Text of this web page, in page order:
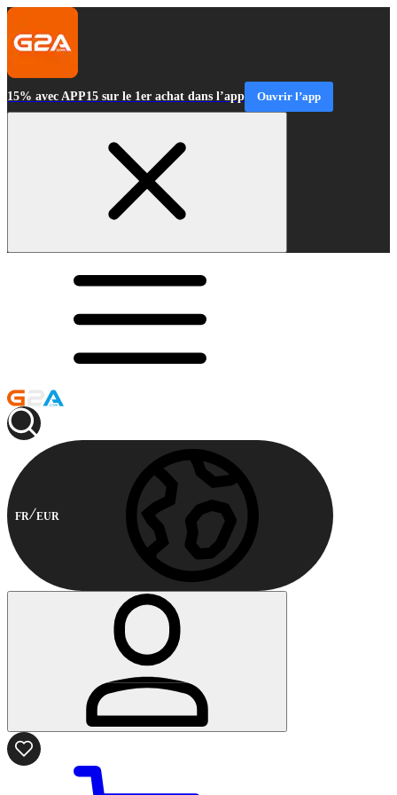
15% avec APP15 sur le 1er achat dans l’app Ouvrir l’app
FR EUR